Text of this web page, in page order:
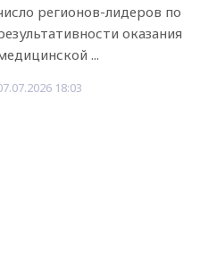
регионов-лидеров по
оказания
...
18:03